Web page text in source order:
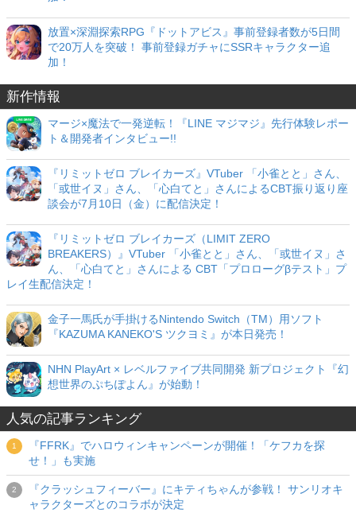
放置×深淵探索RPG『ドットアビス』事前登録者数が5日間
で20万人を突破！ 事前登録ガチャにSSRキャラクター追
加！
新作情報
マージ×魔法で一発逆転！『LINE マジマジ』先行体験レポー
ト＆開発者インタビュー!!
『リミットゼロ ブレイカーズ』VTuber 「小雀とと」さん、
「或世イヌ」さん、「心白てと」さんによるCBT振り返り座
談会が7月10日（金）に配信決定！
『リミットゼロ ブレイカーズ（LIMIT ZERO
BREAKERS）』VTuber 「小雀とと」さん、「或世イヌ」さ
ん、「心白てと」さんによる CBT「プロローグβテスト」プ
レイ生配信決定！
金子一馬氏が手掛けるNintendo Switch（TM）用ソフト
『KAZUMA KANEKO'S ツクヨミ』が本日発売！
NHN PlayArt × レベルファイブ共同開発 新プロジェクト『幻
想世界のぷちぽよん』が始動！
人気の記事ランキング
『FFRK』でハロウィンキャンペーンが開催！「ケフカを探
せ！」も実施
『クラッシュフィーバー』にキティちゃんが参戦！ サンリオキ
ャラクターズとのコラボが決定